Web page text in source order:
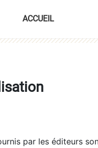
ACCUEIL
par les éditeurs